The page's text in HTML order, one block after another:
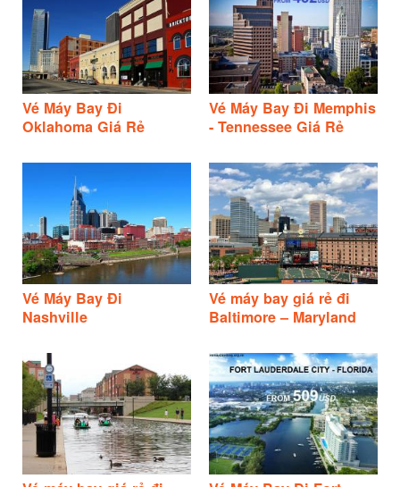
Vé Máy Bay Đi
Oklahoma Giá Rẻ
Vé Máy Bay Đi Memphis
- Tennessee Giá Rẻ
Vé Máy Bay Đi
Nashville
Vé máy bay giá rẻ đi
Baltimore – Maryland